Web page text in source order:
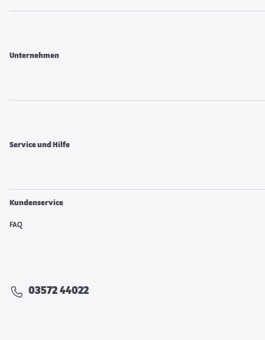
Unternehmen
Service und Hilfe
Kundenservice
FAQ
03572 44022